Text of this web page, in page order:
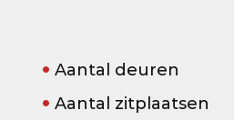
Aantal deuren
Aantal zitplaatsen